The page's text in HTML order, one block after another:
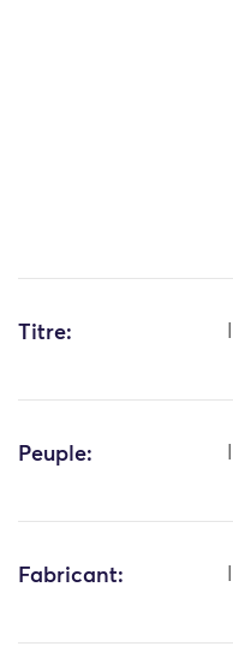
Titre:
Peuple:
Fabricant: